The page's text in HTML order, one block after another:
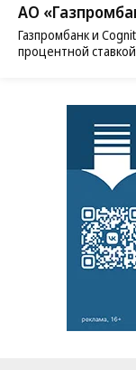
АО
Газпромбанк и
процентной ставкой